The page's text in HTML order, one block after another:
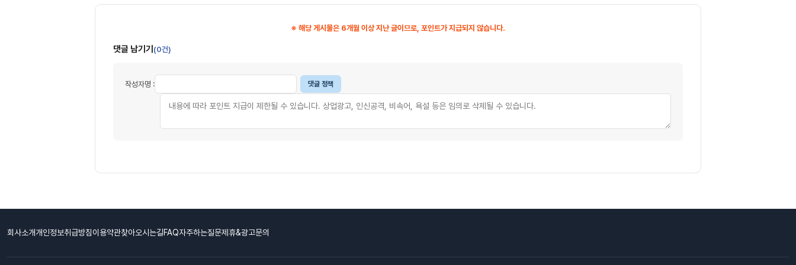
※ 해당 게시물은 6개월 이상 지난 글이므로, 포인트가 지급되지 않습니다.
댓글 남기기 (0건)
작성자명 : 댓글 정책
회사소개개인정보취급방침이용약관찾아오시는길FAQ자주하는질문제휴&광고문의